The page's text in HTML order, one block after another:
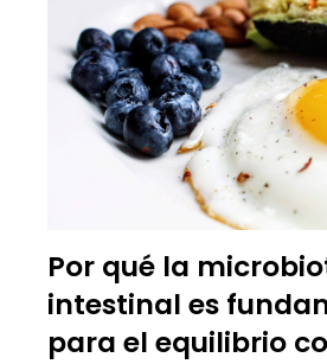
Por qué la
intestinal es
para el equilibrio